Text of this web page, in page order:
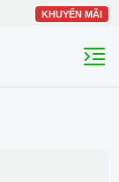
KHUYẾN MÃI